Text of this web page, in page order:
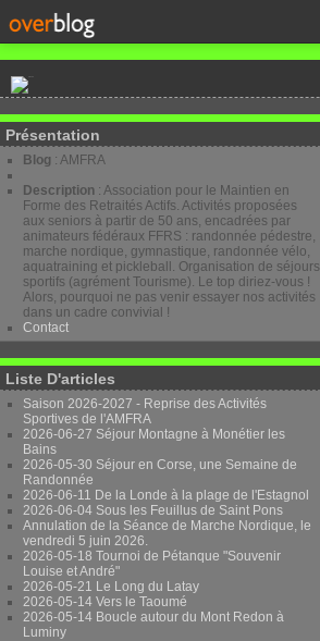
Présentation
Blog : AMFRA
Description : Association pour le Maintien en
Forme des Retraités Actifs. Activités proposées
aux seniors à partir de 50 ans, encadrées par
animateurs fédéraux FFRS : randonnée pédestre,
marche nordique, gymnastique, randonnée vélo,
aquatraining et pickleball. Organisation de séjours
sportifs (agrément Tourisme). Le top diriez-vous !
Alors, pourquoi ne pas venir essayer nos activités
dans un cadre convivial !
Contact
Liste D'articles
Saison 2026-2027 - Reprise des Activités
Sportives de l'AMFRA
2026-06-27 Séjour Montagne à Monétier les
Bains
2026-05-30 Séjour en Corse, une Semaine de
Randonnée
2026-06-11 De la Londe à la plage de l'Estagnol
2026-06-04 Sous les Feuillus de Saint Pons
Annulation de la Séance de Marche Nordique, le
vendredi 5 juin 2026.
2026-05-18 Tournoi de Pétanque "Souvenir
Louise et André"
2026-05-21 Le Long du Latay
2026-05-14 Vers le Taoumé
2026-05-14 Boucle autour du Mont Redon à
Luminy